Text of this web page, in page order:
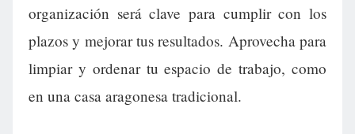
organización será clave para cumplir con los
plazos y mejorar tus resultados. Aprovecha para
limpiar y ordenar tu espacio de trabajo, como
en una casa aragonesa tradicional.